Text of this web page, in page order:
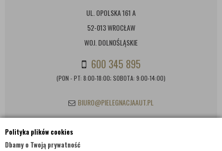
Polityka plików cookies
Dbamy o Twoją prywatność
UL. OPOLSKA 161 A
52-013 WROCŁAW
WOJ. DOLNOŚLĄSKIE
600 345 895
(PON - PT: 8:00-18:00; SOBOTA: 9:00-14:00)
BIURO@PIELEGNACJAAUT.PL
INFORMACJE KONTAKTOWE